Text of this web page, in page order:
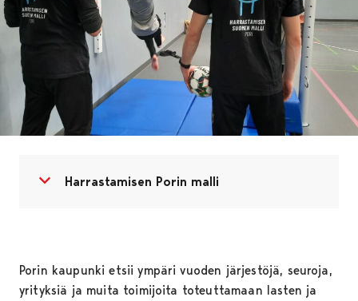
Avaa valikko
Sulje valikko
Harrastamisen Porin malli
Porin kaupunki etsii ympäri vuoden järjestöjä, seuroja,
yrityksiä ja muita toimijoita toteuttamaan lasten ja